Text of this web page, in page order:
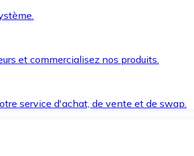
et commercialisez nos produits.
service d'achat, de vente et de swap.